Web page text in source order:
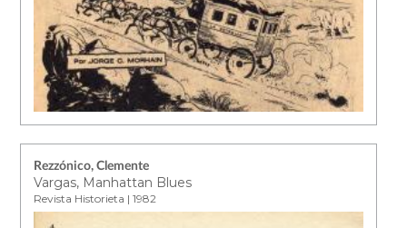
Rezzónico, Clemente
Vargas, Manhattan Blues
Revista Historieta | 1982